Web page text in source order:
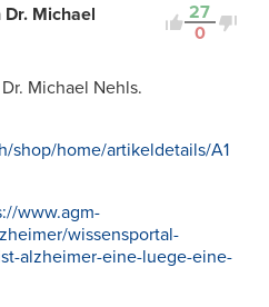
27
0
Dr. Michael
Michael Nehls.
shop/home/artikeldetails/A1
www.agm-
wissensportal-
alzheimer-eine-luege-eine-